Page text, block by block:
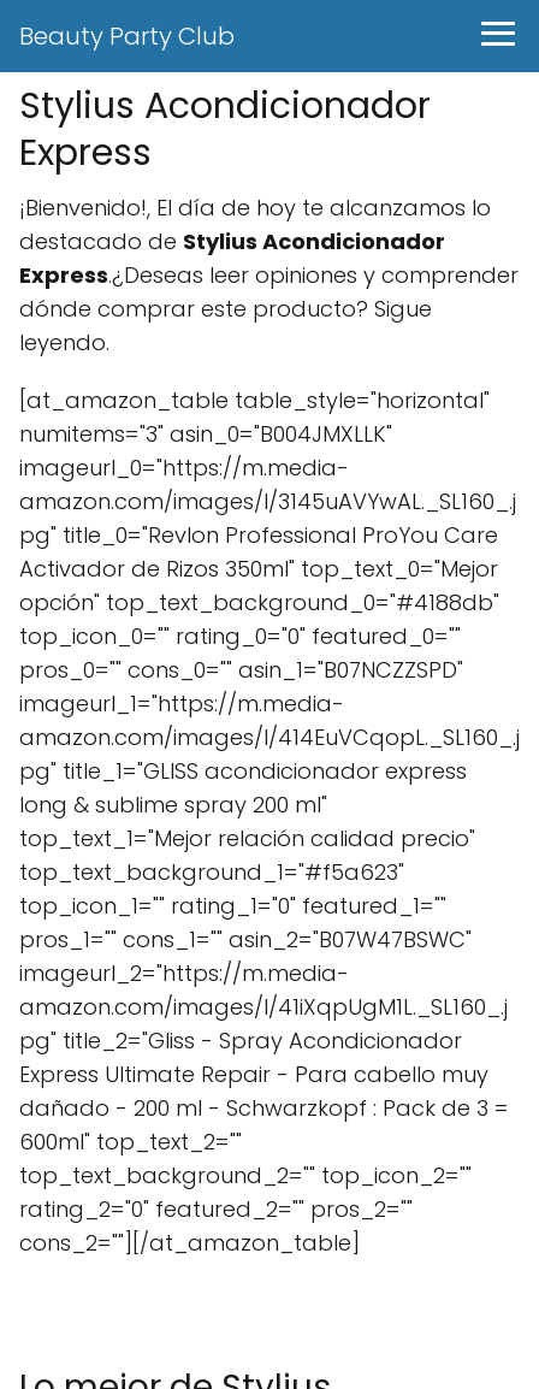
Beauty Party Club
Stylius Acondicionador
Express
¡Bienvenido!, El día de hoy te alcanzamos lo
destacado de Stylius Acondicionador
Express.¿Deseas leer opiniones y comprender
dónde comprar este producto? Sigue
leyendo.
[at_amazon_table table_style="horizontal"
numitems="3" asin_0="B004JMXLLK"
imageurl_0="https://m.media-
amazon.com/images/I/3145uAVYwAL._SL160_.j
pg" title_0="Revlon Professional ProYou Care
Activador de Rizos 350ml" top_text_0="Mejor
opción" top_text_background_0="#4188db"
top_icon_0="" rating_0="0" featured_0=""
pros_0="" cons_0="" asin_1="B07NCZZSPD"
imageurl_1="https://m.media-
amazon.com/images/I/414EuVCqopL._SL160_.j
pg" title_1="GLISS acondicionador express
long & sublime spray 200 ml"
top_text_1="Mejor relación calidad precio"
top_text_background_1="#f5a623"
top_icon_1="" rating_1="0" featured_1=""
pros_1="" cons_1="" asin_2="B07W47BSWC"
imageurl_2="https://m.media-
amazon.com/images/I/41iXqpUgM1L._SL160_.j
pg" title_2="Gliss - Spray Acondicionador
Express Ultimate Repair - Para cabello muy
dañado - 200 ml - Schwarzkopf : Pack de 3 =
600ml" top_text_2=""
top_text_background_2="" top_icon_2=""
rating_2="0" featured_2="" pros_2=""
cons_2=""][/at_amazon_table]